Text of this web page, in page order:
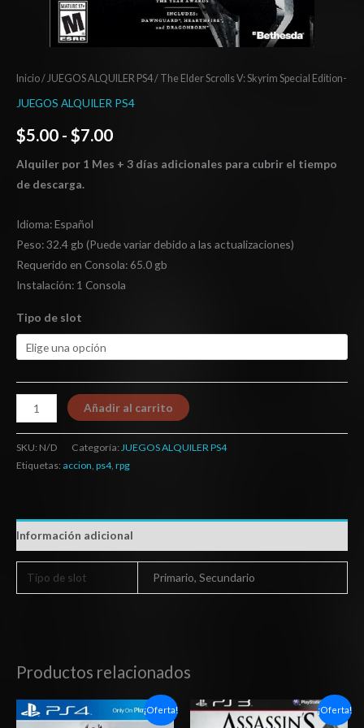
Inicio/ JUEGOS ALQUILER PS4/ The Elder Scrolls V: Skyrim Special Edition-
JUEGOS ALQUILER PS4
$5.00 - $7.00
Alquiler por 1 Mes + 3 días adicionales para cubrir el tiempo
de descarga.
Idioma: Español
Peso: 32.4 gb (Puede variar debido a las actualizaciones)
Requerido en Consola: 65.0 gb
Instalación: 1 Consola
Tipo de slot
Añadir al carrito
SKU: N/D Categoría: JUEGOS ALQUILER PS4
Etiquetas: accion, ps4, rpg
Información adicional
Tipo de slot Primario, Secundario
Productos relacionados
¡Oferta!
Rango
de
¡Oferta!
El
precio
El
precio